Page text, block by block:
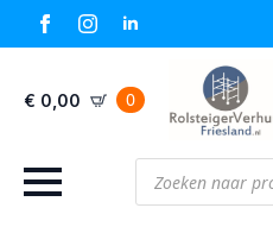
€ 0,00 0
Producten
zoeken